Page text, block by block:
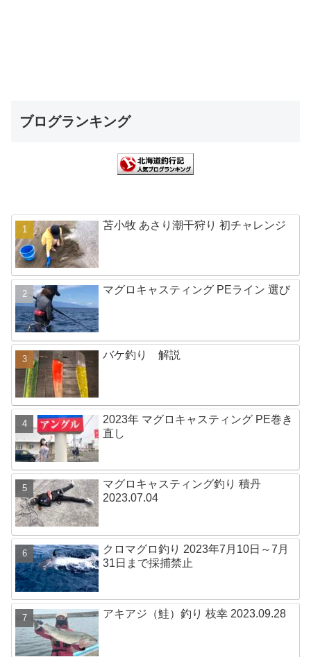
ブログランキング
苫小牧 あさり潮干狩り 初チャレンジ
マグロキャスティング PEライン 選び
バケ釣り 解説
2023年 マグロキャスティング PE巻き
直し
マグロキャスティング釣り 積丹
2023.07.04
クロマグロ釣り 2023年7月10日～7月
31日まで採捕禁止
アキアジ（鮭）釣り 枝幸 2023.09.28